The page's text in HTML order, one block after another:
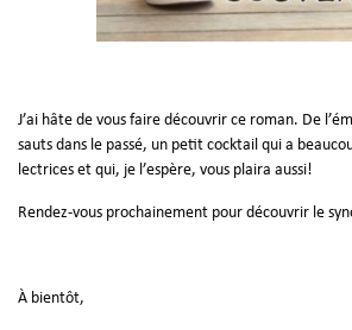
J’ai hâte de vous faire découvrir ce roman. De
sauts dans le passé, un petit cocktail qui a
lectrices et qui, je l’espère, vous plaira aussi!
Rendez-vous prochainement pour découvrir le
À bientôt,